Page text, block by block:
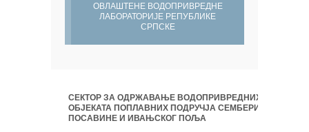
ОВЛАШТЕНЕ ВОДОПРИВРЕДНЕ
ЛАБОРАТОРИЈЕ РЕПУБЛИКЕ
СРПСКЕ
СЕКТОР ЗА ОДРЖАВАЊЕ ВОДОПРИВРЕДНИХ
ОБЈЕКАТА ПОПЛАВНИХ ПОДРУЧЈА СЕМБЕРИЈЕ,
ПОСАВИНЕ И ИВАЊСКОГ ПОЉА